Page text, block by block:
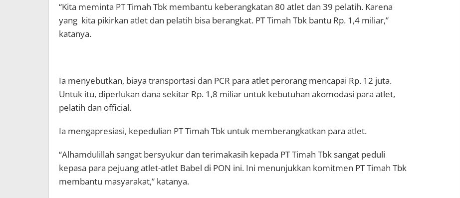
“Kita meminta PT Timah Tbk membantu keberangkatan 80 atlet dan 39 pelatih. Karena
yang kita pikirkan atlet dan pelatih bisa berangkat. PT Timah Tbk bantu Rp. 1,4 miliar,”
katanya.
Ia menyebutkan, biaya transportasi dan PCR para atlet perorang mencapai Rp. 12 juta.
Untuk itu, diperlukan dana sekitar Rp. 1,8 miliar untuk kebutuhan akomodasi para atlet,
pelatih dan official.
Ia mengapresiasi, kepedulian PT Timah Tbk untuk memberangkatkan para atlet.
“Alhamdulillah sangat bersyukur dan terimakasih kepada PT Timah Tbk sangat peduli
kepasa para pejuang atlet-atlet Babel di PON ini. Ini menunjukkan komitmen PT Timah Tbk
membantu masyarakat,” katanya.